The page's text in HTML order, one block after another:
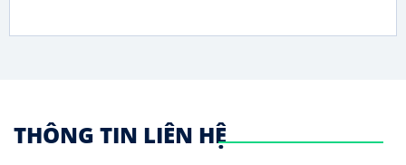
THÔNG TIN LIÊN HỆ